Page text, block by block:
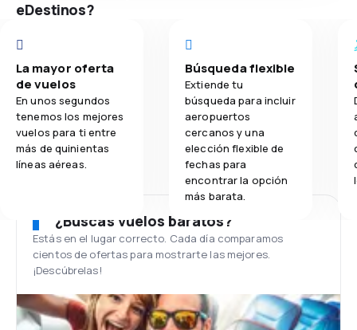
eDestinos?
La mayor oferta
de vuelos
En unos segundos
tenemos los mejores
vuelos para ti entre
más de quinientas
líneas aéreas.
Búsqueda flexible
Extiende tu
búsqueda para incluir
aeropuertos
cercanos y una
elección flexible de
fechas para
encontrar la opción
más barata.
¿Buscas vuelos baratos?
Estás en el lugar correcto. Cada día comparamos
cientos de ofertas para mostrarte las mejores.
¡Descúbrelas!